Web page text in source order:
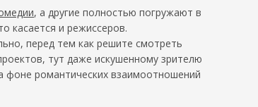
ДЕСАНТНИКИ, ВДВ
ПРО ШКОЛУ, ПОДРОСТКОВ
ПРО БОГАТЫХ И БЕДНЫХ
ПРО СИРОТ
, а другие полностью погружают в
касается и режиссеров.
перед тем как решите смотреть
тут даже искушенному зрителю
фоне романтических взаимоотношений